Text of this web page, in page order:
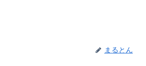
まるとん